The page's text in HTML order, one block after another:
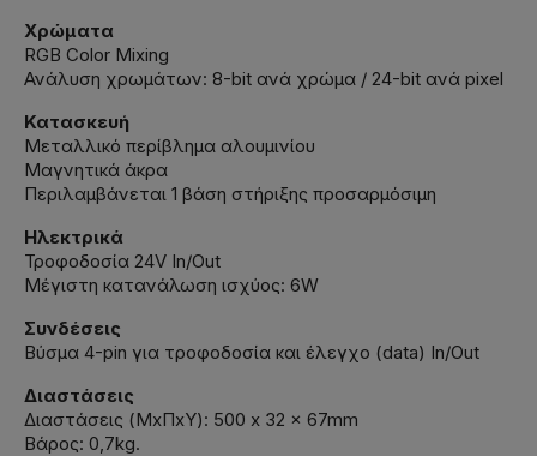
Χρώματα
RGB Color Mixing
Ανάλυση χρωμάτων: 8-bit ανά χρώμα / 24-bit ανά pixel
Κατασκευή
Μεταλλικό περίβλημα αλουμινίου
Μαγνητικά άκρα
Περιλαμβάνεται 1 βάση στήριξης προσαρμόσιμη
Ηλεκτρικά
Τροφοδοσία 24V In/Out
Μέγιστη κατανάλωση ισχύος: 6W
Συνδέσεις
Βύσμα 4-pin για τροφοδοσία και έλεγχο (data) In/Out
Διαστάσεις
Διαστάσεις (ΜxΠxΥ): 500 x 32 x 67mm
Βάρος: 0,7kg.